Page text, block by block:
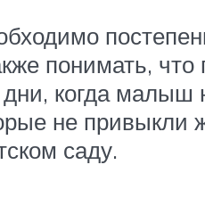
понимать,
когда малыш
не привыкли
саду.